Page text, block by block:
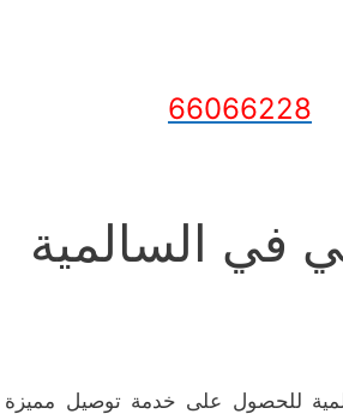
66066228
في السالمية
للحصول على خدمة توصيل مميزة